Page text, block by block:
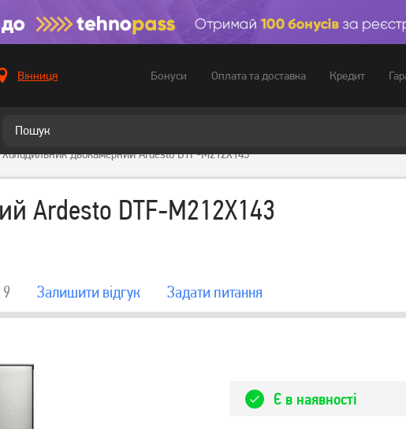
Вінниця Бонуси Оплата та доставка Кредит
Холодильник двокамерний Ardesto DTF-M212X143
Ardesto DTF-M212X143
9 Залишити вiдгук Задати питання
Є в наявності